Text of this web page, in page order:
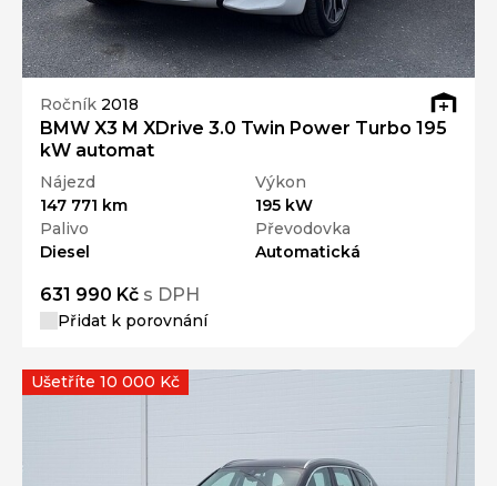
Ročník 2018
BMW X3 M XDrive 3.0 Twin Power Turbo 195
kW automat
Nájezd
147 771 km
Výkon
195 kW
Palivo
Diesel
Převodovka
Automatická
631 990 Kč s DPH
Přidat k porovnání
Ušetříte 10 000 Kč